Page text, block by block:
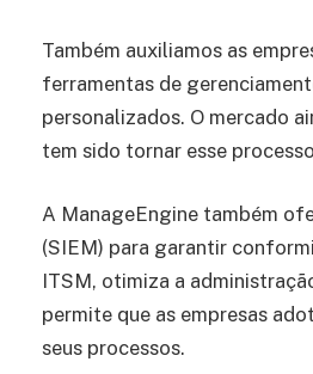
Também auxiliamos as
ferramentas de
personalizados. O mercado
tem sido tornar esse
A ManageEngine também
(SIEM) para garantir
ITSM, otimiza a
permite que as empresas
seus processos.